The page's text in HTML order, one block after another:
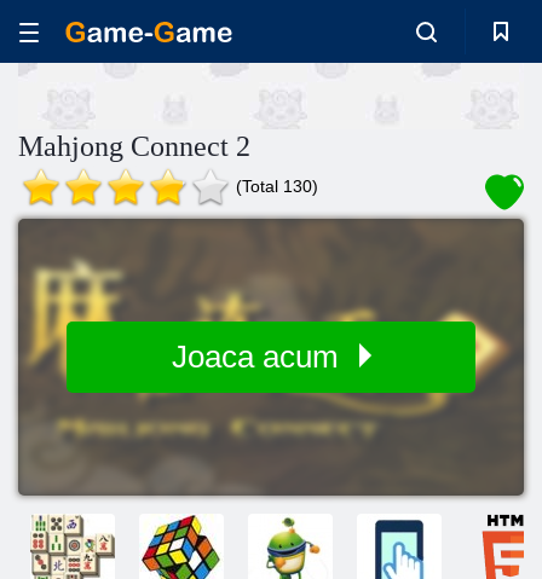
Mahjong Connect 2
(Total 130)
Joaca acum